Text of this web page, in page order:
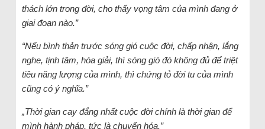
thách lớn trong đời, cho thấy vọng tâm của mình đang ở
giai đoạn nào.”
“Nếu bình thản trước sóng gió cuộc đời, chấp nhận, lắng
nghe, tịnh tâm, hóa giải, thì sóng gió đó không đủ để triệt
tiêu năng lượng của mình, thì chứng tỏ đời tu của mình
cũng có ý nghĩa.”
„Thời gian cay đắng nhất cuộc đời chính là thời gian để
mình hành pháp, tức là chuyển hóa.”